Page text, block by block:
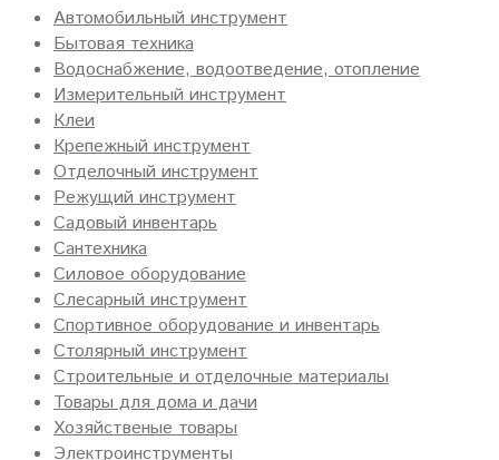
Автомобильный инструмент
Бытовая техника
Водоснабжение, водоотведение, отопление
Измерительный инструмент
Клеи
Крепежный инструмент
Отделочный инструмент
Режущий инструмент
Садовый инвентарь
Сантехника
Силовое оборудование
Слесарный инструмент
Спортивное оборудование и инвентарь
Столярный инструмент
Строительные и отделочные материалы
Товары для дома и дачи
Хозяйственые товары
Электроинструменты